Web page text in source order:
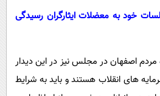
خود به معضلات ایثارگران رسیدگی
مردم اصفهان در مجلس نیز در این دیدار
های انقلاب هستند و باید به شرایط